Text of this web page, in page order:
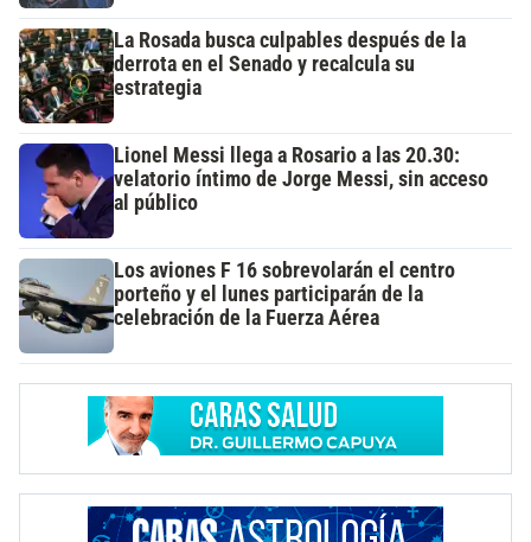
La Rosada busca culpables después de la
derrota en el Senado y recalcula su
estrategia
Lionel Messi llega a Rosario a las 20.30:
velatorio íntimo de Jorge Messi, sin acceso
al público
Los aviones F 16 sobrevolarán el centro
porteño y el lunes participarán de la
celebración de la Fuerza Aérea